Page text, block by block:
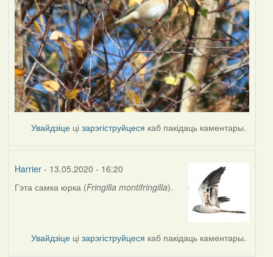
Увайдзіце цізарэгіструйцеся каб пакідаць каментары.
Harrier- 13.05.2020 - 16:20
In
Наталья
К
Гэта самка юрка (Fringilla montifringilla).
Увайдзіце цізарэгіструйцеся каб пакідаць каментары.